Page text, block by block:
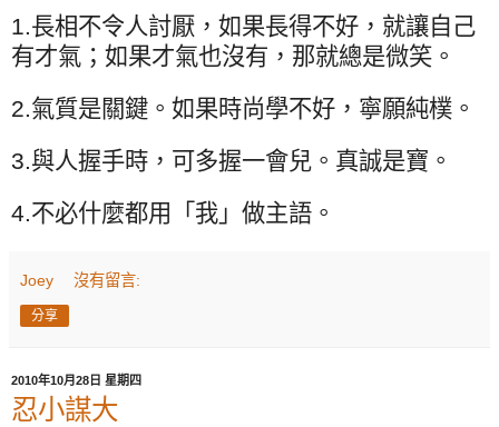
1.長相不令人討厭，如果長得不好，就讓自己
有才氣；如果才氣也沒有，那就總是微笑。
2.氣質是關鍵。如果時尚學不好，寧願純樸。
3.與人握手時，可多握一會兒。真誠是寶。
4.不必什麼都用「我」做主語。
Joey 沒有留言:
分享
2010年10月28日 星期四
忍小謀大